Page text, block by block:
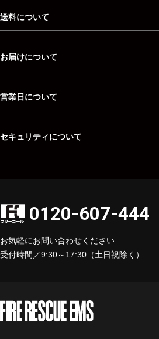
送料について
お届けについて
営業日について
セキュリティについて
0120-607-444
お気軽にお問い合わせください
受付時間／9:30～17:30（土日祝除く）